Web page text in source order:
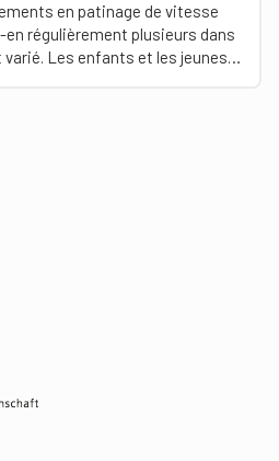
en patinage de vitesse
régulièrement plusieurs dans
Les enfants et les jeunes